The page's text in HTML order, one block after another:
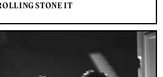
STONE IT